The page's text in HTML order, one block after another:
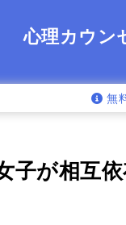
心理カウン
無
子が相互